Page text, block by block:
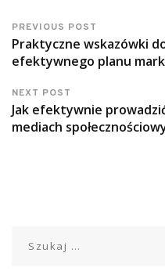
PREVIOUS POST
Praktyczne wskazówki
efektywnego planu
NEXT POST
Jak efektywnie
mediach